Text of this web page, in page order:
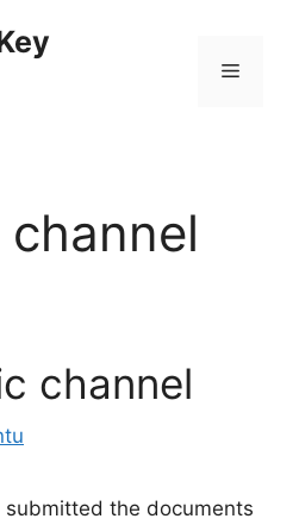
Menu
channel
the documents